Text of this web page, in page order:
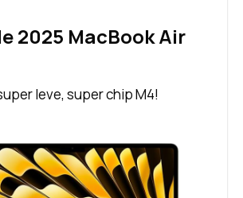
2025 MacBook Air
leve, super chip M4!